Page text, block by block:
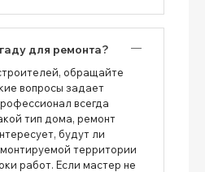
для ремонта?
обращайте
вопросы задает
всегда
тип дома, ремонт
будут ли
территории
работ. Если мастер не